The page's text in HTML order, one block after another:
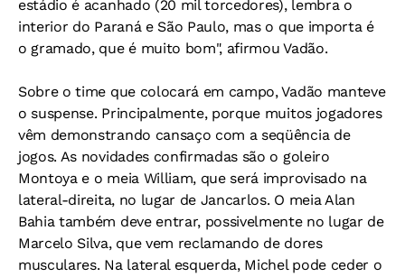
estádio é acanhado (20 mil torcedores), lembra o
interior do Paraná e São Paulo, mas o que importa é
o gramado, que é muito bom", afirmou Vadão.
Sobre o time que colocará em campo, Vadão manteve
o suspense. Principalmente, porque muitos jogadores
vêm demonstrando cansaço com a seqüência de
jogos. As novidades confirmadas são o goleiro
Montoya e o meia William, que será improvisado na
lateral-direita, no lugar de Jancarlos. O meia Alan
Bahia também deve entrar, possivelmente no lugar de
Marcelo Silva, que vem reclamando de dores
musculares. Na lateral esquerda, Michel pode ceder o